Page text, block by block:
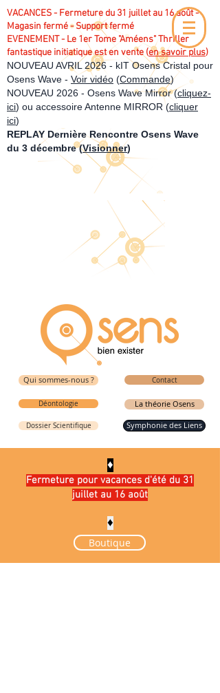
VACANCES - Fermeture du 31 juillet au 16 août -
Magasin fermé - Support fermé
EVENEMENT - Le 1er Tome "Améens" Thriller
fantastique initiatique est en vente (en savoir plus)
NOUVEAU AVRIL 2026 - kIT Osens Cristal pour
Osens Wave - Voir vidéo (Commande)
NOUVEAU 2026 - Osens Wave Mirror (cliquez-
ici) ou accessoire Antenne MIRROR (cliquer
ici)
REPLAY Dernière Rencontre Osens Wave
du 3 décembre (Visionner)
Qui sommes-nous ?
Déontologie
Dossier Scientifique
Contact
La théorie Osens
Symphonie des Liens
♦️
Fermeture pour vacances d'été du 31
juillet au 16 août
♦️
Boutique